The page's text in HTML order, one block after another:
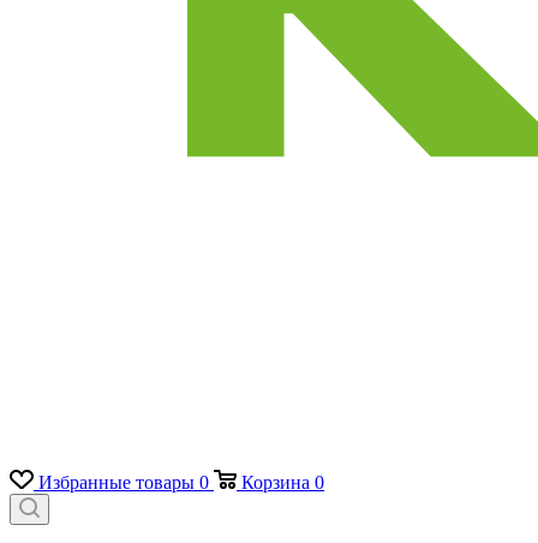
Избранные товары 0 Корзина 0